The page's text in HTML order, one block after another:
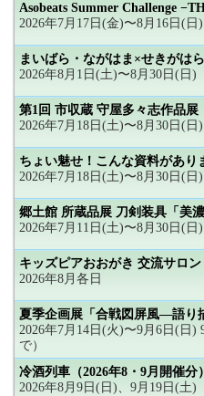
Asobeats Summer Challenge
2026年7月17日(金)〜8月16日(日
まいばら・ながはま×せきがは
2026年8月1日(土)〜8月30日(日)
第1回 市収蔵 守屋多々志作品展
2026年7月18日(土)〜8月30日(日
ちょい魅せ！こんな資料があり
2026年7月18日(土)〜8月30日(日
郷土館 所蔵品展 刀剣装具「美
2026年7月11日(土)〜8月30日(日
キッズピアおおがき 交流サロン
2026年8月各日
夏季企画展「合戦図屏風―語り
2026年7月14日(火)〜9月6日(日)
で）
冷酒列車（2026年8・9月開催分）
2026年8月9日(日)、9月19日(土)